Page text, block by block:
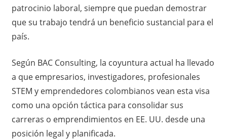
patrocinio laboral, siempre que puedan demostrar
que su trabajo tendrá un beneficio sustancial para el
país.
Según BAC Consulting, la coyuntura actual ha llevado
a que empresarios, investigadores, profesionales
STEM y emprendedores colombianos vean esta visa
como una opción táctica para consolidar sus
carreras o emprendimientos en EE. UU. desde una
posición legal y planificada.